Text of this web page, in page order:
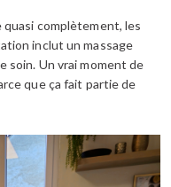
quasi complètement, les
inclut un massage
soin. Un vrai moment de
que ça fait partie de